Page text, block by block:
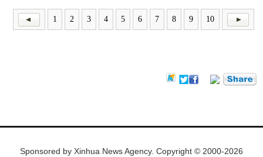
1 2 3 4 5 6 7 8 9 10
Sponsored by Xinhua News Agency. Copyright © 2000-2026